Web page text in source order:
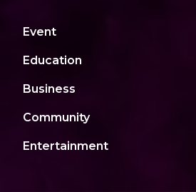
Event
Education
Business
Community
Entertainment